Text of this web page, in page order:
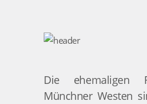
Die ehemaligen
Münchner Westen